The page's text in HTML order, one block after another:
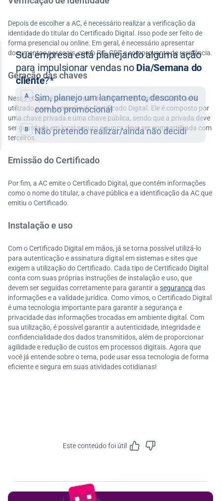
Depois de escolher a AC, é necessário realizar a verificação da
identidade do titular do Certificado Digital. Isso pode ser feito de
forma presencial ou online. Em geral, é necessário apresentar
documentos pessoais, como RG, CPF e comprovante de residência.
Geração das chaves
Nessa etapa, é gerado o par de chaves criptográficas que será
utilizado para a emissão do Certificado Digital. Ele é composto por
uma chave privada e uma chave pública, sendo que a privada deve
ser guardada em local seguro e nunca deve ser compartilhada com
terceiros.
Emissão do Certificado
Por fim, a AC emite o Certificado Digital, que contém informações
como o nome do titular, a chave pública e a identificação da AC que
emitiu o Certificado.
Instalação e uso
Com o Certificado Digital em mãos, já se torna possível utilizá-lo
para autenticação e assinatura digital em sistemas e sites que
exigem a utilização do Certificado. Cada tipo de Certificado Digital
conta com suas próprias instruções de instalação e uso, que
devem ser seguidas corretamente para garantir a segurança das
informações e a validade jurídica. Como vimos, o Certificado Digital
é uma tecnologia importante para garantir a segurança e
privacidade das informações trocadas em ambiente digital. Com
sua utilização, é possível garantir a autenticidade, integridade e
confidencialidade dos dados transmitidos, além de proporcionar
agilidade e redução de custos em processos digitais. Agora que
você já entende sobre o tema, pode usar essa tecnologia de forma
eficiente e segura em suas atividades cotidianas!
Este conteúdo foi útil